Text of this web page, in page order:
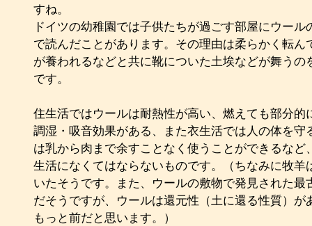
すね。
ドイツの幼稚園では子供たちが過ごす部屋にウー
で読んだことがあります。その理由は柔らかく転
が養われるなどと共に靴についた土埃などが舞う
です。
住生活ではウールは耐熱性が高い、燃えても部分的
調湿・吸音効果がある、また衣生活では人の体を守
は乳から肉まで余すことなく使うことができるな
生活になくてはならないものです。（ちなみに牧羊
いたそうです。また、ウールの敷物で発見された最
だそうですが、ウールは還元性（土に還る性質）
もっと前だと思います。）